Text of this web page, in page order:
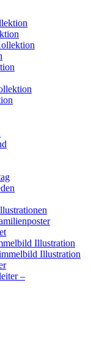
Illustration
Illustration
–